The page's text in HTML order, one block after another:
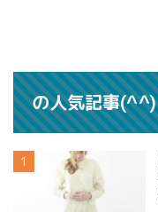
の人気記事(^^)